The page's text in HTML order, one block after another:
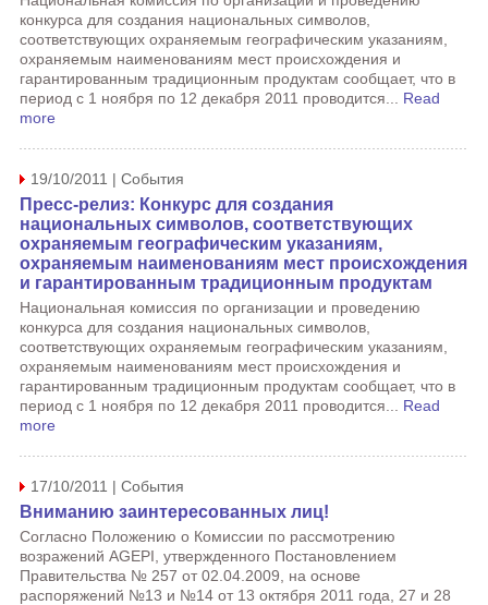
конкурса для создания национальных символов,
соответствующих охраняемым географическим указаниям,
охраняемым наименованиям мест происхождения и
гарантированным традиционным продуктам сообщает, что в
период с 1 ноября по 12 декабря 2011 проводится... Read
more
19/10/2011 | События
Пресс-релиз: Конкурс для создания
национальных символов, соответствующих
охраняемым географическим указаниям,
охраняемым наименованиям мест происхождения
и гарантированным традиционным продуктам
Национальная комиссия по организации и проведению
конкурса для создания национальных символов,
соответствующих охраняемым географическим указаниям,
охраняемым наименованиям мест происхождения и
гарантированным традиционным продуктам сообщает, что в
период с 1 ноября по 12 декабря 2011 проводится... Read
more
17/10/2011 | События
Вниманию заинтересованных лиц!
Согласно Положению о Комиссии по рассмотрению
возражений AGEPI, утвержденного Постановлением
Правительства № 257 от 02.04.2009, на основе
распоряжений №13 и №14 от 13 октября 2011 года, 27 и 28